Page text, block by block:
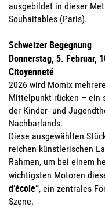
ausgebildet in dieser
Souhaitables (Paris).
Schweizer Begegnung
Donnerstag, 5. Februar,
Citoyenneté
2026 wird Momix
Mittelpunkt rücken – ein
der Kinder- und
Nachbarlands.
Diese ausgewählten
reichen künstlerischen
Rahmen, um bei einem
wichtigsten Motoren
d’école“, ein zentrales
Szene.